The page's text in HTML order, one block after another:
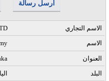
أرسل رسالة
الاسم التجاري
الاسم
العنوان
البلد